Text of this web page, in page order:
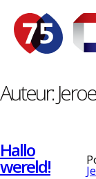
Auteur:
Hallo
wereld!